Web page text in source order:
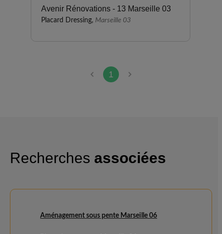
Avenir Rénovations - 13 Marseille 03
Placard Dressing, Marseille 03
1
Recherches associées
Aménagement sous pente Marseille 06